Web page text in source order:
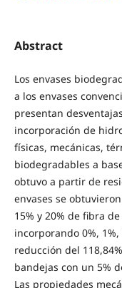
Abstract
Los envases
a los envases
presentan
incorporación de
físicas, mecánicas,
biodegradables a
obtuvo a partir de
envases se
15% y 20% de fibra
incorporando 0%, 1%,
reducción del
bandejas con un 5%
Las propiedades